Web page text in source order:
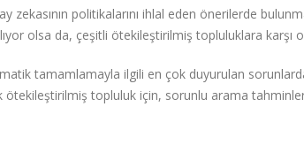
zekasının politikalarını ihlal eden önerilerde
olsa da, çeşitli ötekileştirilmiş topluluklara karşı
tamamlamayla ilgili en çok duyurulan
ötekileştirilmiş topluluk için, sorunlu arama